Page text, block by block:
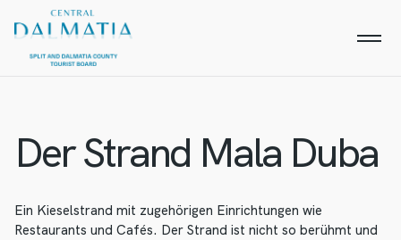
Der Strand Mala Duba
Ein Kieselstrand mit zugehörigen Einrichtungen wie
Restaurants und Cafés. Der Strand ist nicht so berühmt und